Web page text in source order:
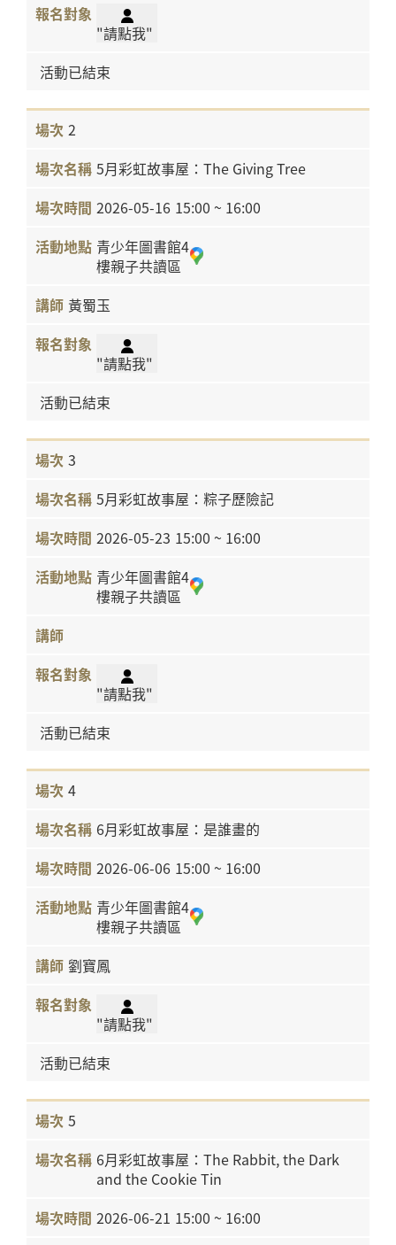
"請點我"
活動已結束
2
5月彩虹故事屋：The Giving Tree
2026-05-16 15:00 ~ 16:00
青少年圖書館4
樓親子共讀區
黃蜀玉
"請點我"
活動已結束
3
5月彩虹故事屋：粽子歷險記
2026-05-23 15:00 ~ 16:00
青少年圖書館4
樓親子共讀區
"請點我"
活動已結束
4
6月彩虹故事屋：是誰畫的
2026-06-06 15:00 ~ 16:00
青少年圖書館4
樓親子共讀區
劉寶鳳
"請點我"
活動已結束
5
6月彩虹故事屋：The Rabbit, the Dark
and the Cookie Tin
2026-06-21 15:00 ~ 16:00